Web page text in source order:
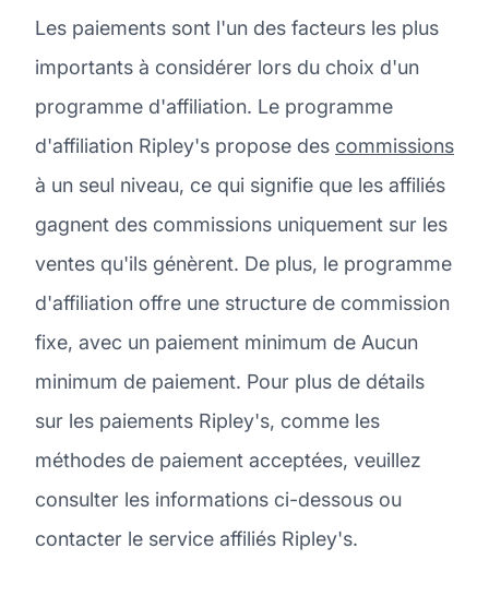
Les paiements sont l'un des facteurs les plus
importants à considérer lors du choix d'un
programme d'affiliation. Le programme
d'affiliation Ripley's propose des commissions
à un seul niveau, ce qui signifie que les affiliés
gagnent des commissions uniquement sur les
ventes qu'ils génèrent. De plus, le programme
d'affiliation offre une structure de commission
fixe, avec un paiement minimum de Aucun
minimum de paiement. Pour plus de détails
sur les paiements Ripley's, comme les
méthodes de paiement acceptées, veuillez
consulter les informations ci-dessous ou
contacter le service affiliés Ripley's.